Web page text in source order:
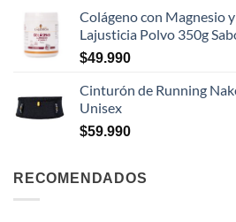
Colágeno con Magnesio
Lajusticia Polvo 350g
$49.990
Cinturón de Running
Unisex
$59.990
RECOMENDADOS